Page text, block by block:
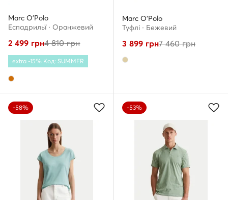
Marc O'Polo
Еспадрильї · Оранжевий
2 499 грн4 810грн
extra -15% Код: SUMMER
Marc O'Polo
Туфлі · Бежевий
3 899 грн7 460грн
-58% -53%